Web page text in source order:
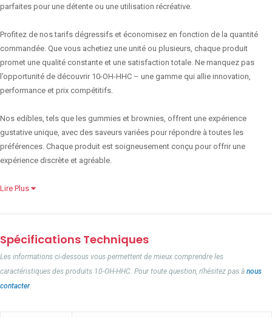
parfaites pour une détente ou une utilisation récréative.
Profitez de nos tarifs dégressifs et économisez en fonction de la quantité
commandée. Que vous achetiez une unité ou plusieurs, chaque produit
promet une qualité constante et une satisfaction totale. Ne manquez pas
l’opportunité de découvrir 10-OH-HHC – une gamme qui allie innovation,
performance et prix compétitifs.
Nos edibles, tels que les gummies et brownies, offrent une expérience
gustative unique, avec des saveurs variées pour répondre à toutes les
préférences. Chaque produit est soigneusement conçu pour offrir une
expérience discrète et agréable.
Lire Plus
Spécifications Techniques
Les informations ci-dessous vous permettent de mieux comprendre les
caractéristiques des produits 10-OH-HHC. Pour toute question, n'hésitez pas à nous
contacter.